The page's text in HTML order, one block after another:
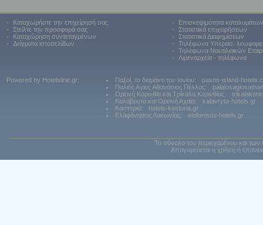
•
Καταχωρήστε την επιχείρησή σας
•
Στείλτε την προσφορά σας
•
Καταχώρηση συντεταγμένων
•
Δείγματα ιστοσελίδων
•
Επισκεψιμότητα καταλυμάτων
•
Στατιστικά επιχειρήσεων
•
Στατιστικά Διαφημίσεων
•
Τηλέφωνα Υπερασ.
•
Τηλέφωνα Ναυτιλιακών
•
Λιμεναρχεία - τηλέφωνα
Powered by Hotelsline.gr: Παξοί, το διαμάντι του Ιονίου:
paxos-island-
Παλιός Αγιος Αθανάσιος Πέλλας:
Ορεινή Κορινθία και Τρίκαλα Κορινθίας:
Καλάβρυτα και Ορεινή Αχαϊα:
kalavryta-hotels.gr
Καστοριά:
hotels-kastoria.gr
Ελαφόνησος Λακωνίας:
elafonisos-hotels.gr
Το σύνολο του περιεχομένου και των
Απαγορεύεται η χρήση ή